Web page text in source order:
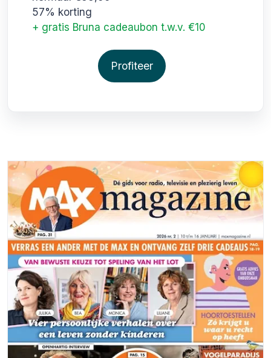
57% korting
+ gratis Bruna cadeaubon t.w.v. €10
Profiteer